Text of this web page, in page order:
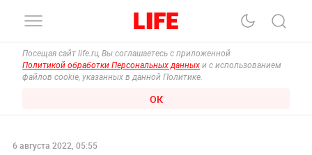
Посещая сайт life.ru, Вы соглашаетесь с приложенной
Политикой обработки Персональных данных и с использованием
файлов cookie, указанных в данной Политике.
ОК
6 августа 2022, 05:55